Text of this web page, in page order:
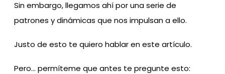
Sin embargo, llegamos ahí por una serie de
patrones y dinámicas que nos impulsan a ello.
Justo de esto te quiero hablar en este artículo.
Pero… permíteme que antes te pregunte esto: